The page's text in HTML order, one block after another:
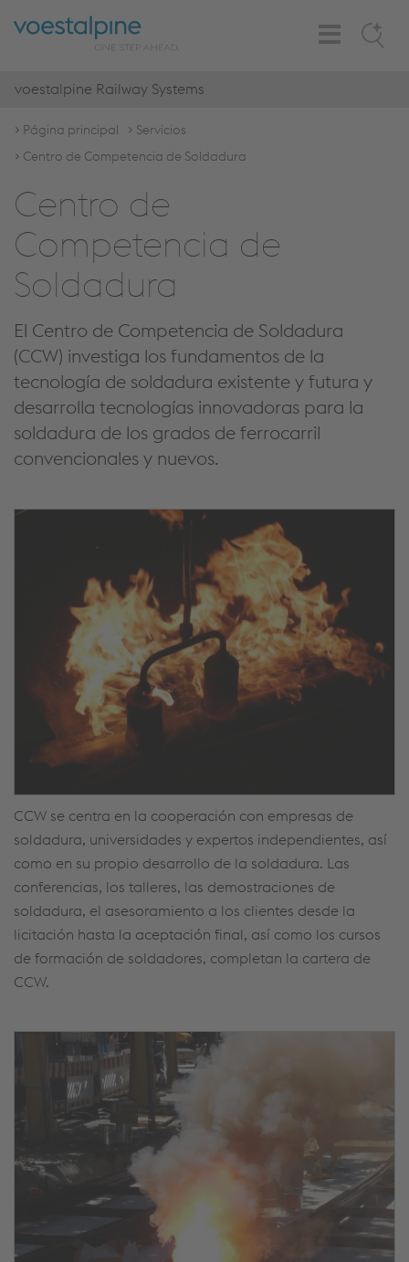
Search
Toggle
Navigation
voestalpine Railway Systems
Página principal
Servicios
Centro de Competencia de Soldadura
Centro de
Competencia de
Soldadura
El Centro de Competencia de Soldadura
(CCW) investiga los fundamentos de la
tecnología de soldadura existente y futura y
desarrolla tecnologías innovadoras para la
soldadura de los grados de ferrocarril
convencionales y nuevos.
CCW se centra en la cooperación con empresas de
soldadura, universidades y expertos independientes, así
como en su propio desarrollo de la soldadura. Las
conferencias, los talleres, las demostraciones de
soldadura, el asesoramiento a los clientes desde la
licitación hasta la aceptación final, así como los cursos
de formación de soldadores, completan la cartera de
CCW.